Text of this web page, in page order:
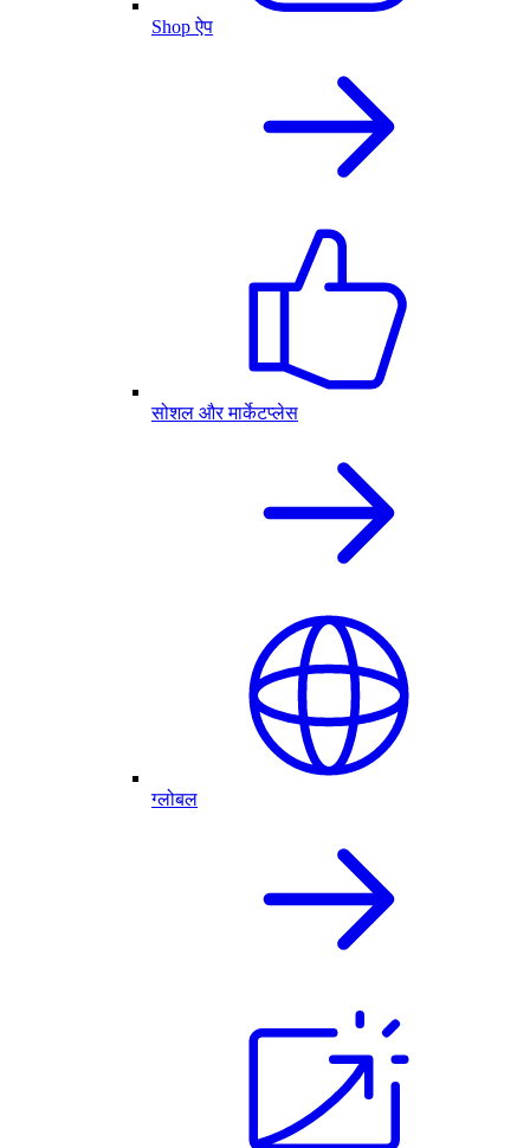
Shop ऐप
सोशल और मार्केटप्लेस
ग्लोबल